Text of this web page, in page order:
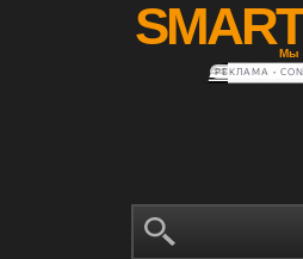
Мы
РЕКЛАМА •